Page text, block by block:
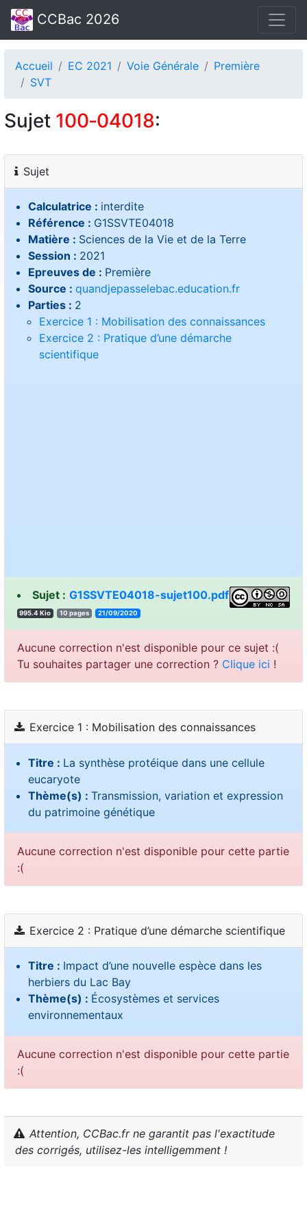
CCBac 2026
Accueil EC 2021 Voie Générale
Première
SVT
Sujet 100‑04018:
Sujet
Calculatrice : interdite
Référence : G1SSVTE04018
Matière : Sciences de la Vie et de la Terre
Session : 2021
Epreuves de : Première
Source : quandjepasselebac.education.fr
Parties : 2
Exercice 1 : Mobilisation des connaissances
Exercice 2 : Pratique d’une démarche
scientifique
Sujet : G1SSVTE04018-sujet100.pdf
995.4 Kio 10 pages 21/09/2020
Aucune correction n'est disponible pour ce sujet :(
Tu souhaites partager une correction ? Clique ici !
Exercice 1 : Mobilisation des connaissances
Titre : La synthèse protéique dans une cellule
eucaryote
Thème(s) : Transmission, variation et expression
du patrimoine génétique
Aucune correction n'est disponible pour cette partie
:(
Exercice 2 : Pratique d’une démarche scientifique
Titre : Impact d’une nouvelle espèce dans les
herbiers du Lac Bay
Thème(s) : Écosystèmes et services
environnementaux
Aucune correction n'est disponible pour cette partie
:(
Attention, CCBac.fr ne garantit pas l'exactitude
des corrigés, utilisez-les intelligemment !